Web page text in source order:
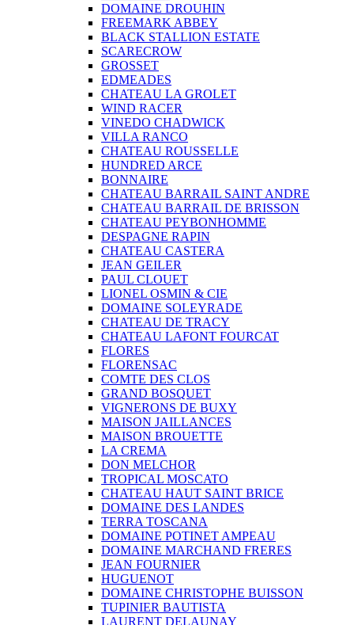
DOMAINE DROUHIN
FREEMARK ABBEY
BLACK STALLION ESTATE
SCARECROW
GROSSET
EDMEADES
CHATEAU LA GROLET
WIND RACER
VINEDO CHADWICK
VILLA RANCO
CHATEAU ROUSSELLE
HUNDRED ARCE
BONNAIRE
CHATEAU BARRAIL SAINT ANDRE
CHATEAU BARRAIL DE BRISSON
CHATEAU PEYBONHOMME
DESPAGNE RAPIN
CHATEAU CASTERA
JEAN GEILER
PAUL CLOUET
LIONEL OSMIN & CIE
DOMAINE SOLEYRADE
CHATEAU DE TRACY
CHATEAU LAFONT FOURCAT
FLORES
FLORENSAC
COMTE DES CLOS
GRAND BOSQUET
VIGNERONS DE BUXY
MAISON JAILLANCES
MAISON BROUETTE
LA CREMA
DON MELCHOR
TROPICAL MOSCATO
CHATEAU HAUT SAINT BRICE
DOMAINE DES LANDES
TERRA TOSCANA
DOMAINE POTINET AMPEAU
DOMAINE MARCHAND FRERES
JEAN FOURNIER
HUGUENOT
DOMAINE CHRISTOPHE BUISSON
TUPINIER BAUTISTA
LAURENT DELAUNAY